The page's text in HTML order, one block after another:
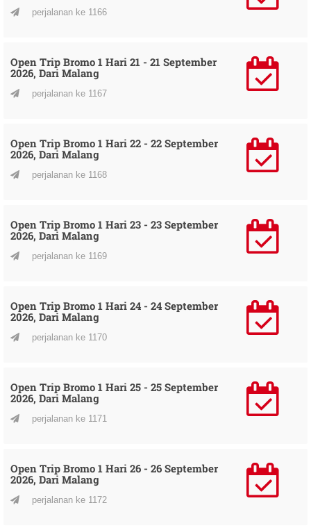
perjalanan ke 1166
Open Trip Bromo 1 Hari 21 - 21 September
2026, Dari Malang
perjalanan ke 1167
Open Trip Bromo 1 Hari 22 - 22 September
2026, Dari Malang
perjalanan ke 1168
Open Trip Bromo 1 Hari 23 - 23 September
2026, Dari Malang
perjalanan ke 1169
Open Trip Bromo 1 Hari 24 - 24 September
2026, Dari Malang
perjalanan ke 1170
Open Trip Bromo 1 Hari 25 - 25 September
2026, Dari Malang
perjalanan ke 1171
Open Trip Bromo 1 Hari 26 - 26 September
2026, Dari Malang
perjalanan ke 1172